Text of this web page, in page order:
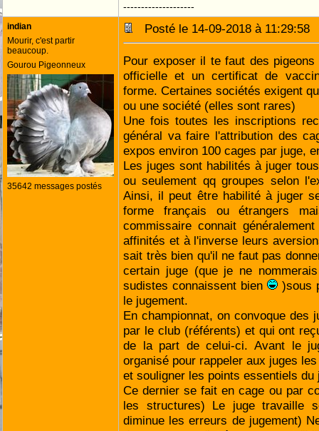
--------------------
indian
Mourir, c'est partir
beaucoup.
Gourou Pigeonneux
35642 messages postés
Posté le 14-09-2018 à
Pour exposer il te faut des
officielle et un certificat de
forme. Certaines sociétés exigent
ou une société (elles sont rares)
Une fois toutes les inscriptions
général va faire l'attribution des
expos environ 100 cages par juge,
Les juges sont habilités à juger
ou seulement qq groupes selon
Ainsi, il peut être habilité à juger
forme français ou étrangers
commissaire connait
affinités et à l'inverse leurs
sait très bien qu'il ne faut pas
certain juge (que je ne
sudistes connaissent bien
)sous
le jugement.
En championnat, on convoque des
par le club (référents) et qui ont
de la part de celui-ci. Avant le
organisé pour rappeler aux juges
et souligner les points essentiels du
Ce dernier se fait en cage ou par
les structures) Le juge travaille
diminue les erreurs de jugement)